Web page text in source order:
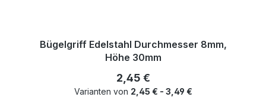
Bügelgriff Edelstahl Durchmesser 8mm,
Höhe 30mm
Regulärer Preis:
2,45 €
Varianten von 2,45 € - 3,49 €